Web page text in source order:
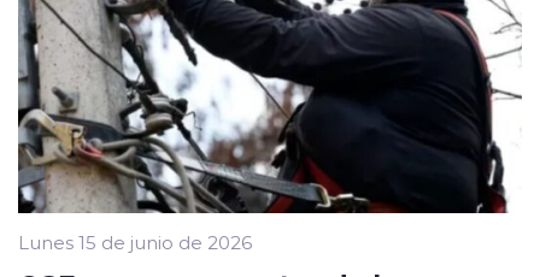
Lunes 15 de junio de 2026